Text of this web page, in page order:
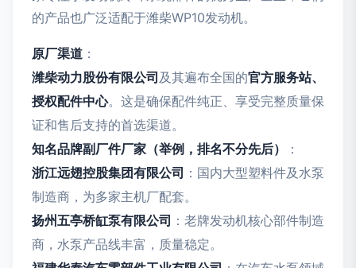
的产品也广泛适配于潍柴WP10发动机。
原厂渠道 ：
潍柴动力股份有限公司 及其遍布全国的官方服务站、
授权配件中心。这是确保配件纯正、享受完整质量保
证和售后支持的首选渠道。
知名品牌副厂件厂家（举例，排名不分先后）
：
浙江远翅控股集团有限公司 ：国内大型塑料件及水泵
制造商，为多家主机厂配套。
扬州五亭桥缸泵有限公司 ：老牌发动机核心部件制造
商，水泵产品线丰富，质量稳定。